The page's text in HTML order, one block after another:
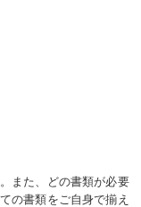
また、どの書類が必要
の書類をご自身で揃え